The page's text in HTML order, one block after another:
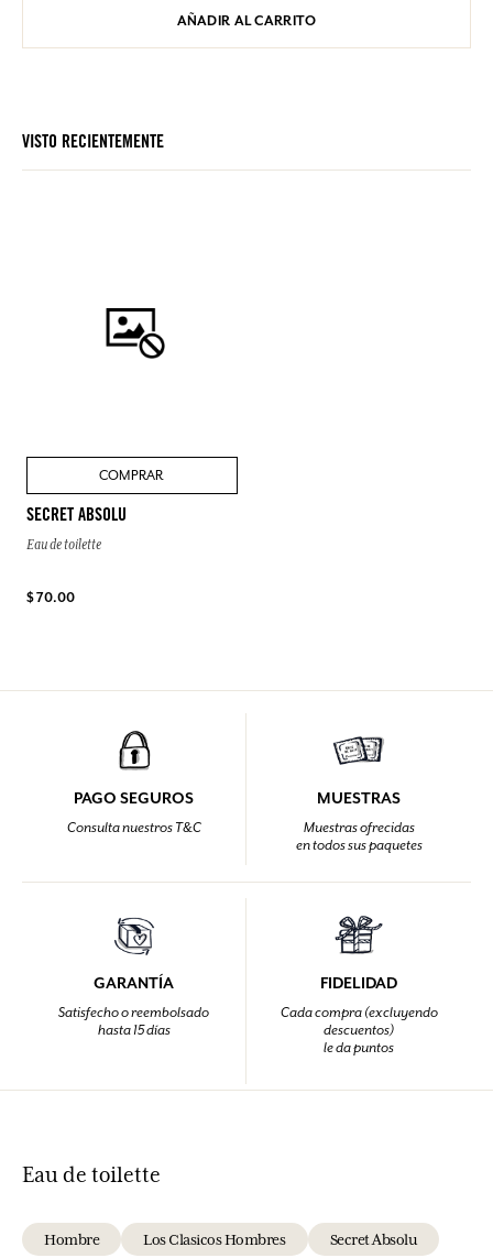
AÑADIR AL CARRITO
VISTO RECIENTEMENTE
COMPRAR
SECRET ABSOLU
Eau de toilette
$ 70.00
PAGO SEGUROS
Consulta nuestros T&C
MUESTRAS
Muestras ofrecidas
en todos sus paquetes
GARANTÍA
Satisfecho o reembolsado
hasta 15 días
FIDELIDAD
Cada compra (excluyendo
descuentos)
le da puntos
Eau de toilette
Hombre Los Clasicos Hombres Secret Absolu